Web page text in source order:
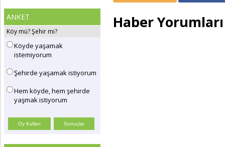
ANKET
Köy mü? Şehir mi?
Köyde yaşamak
istemiyorum
Şehirde yaşamak istiyorum
Hem köyde, hem şehirde
yaşmak istiyorum
Haber Yorumları